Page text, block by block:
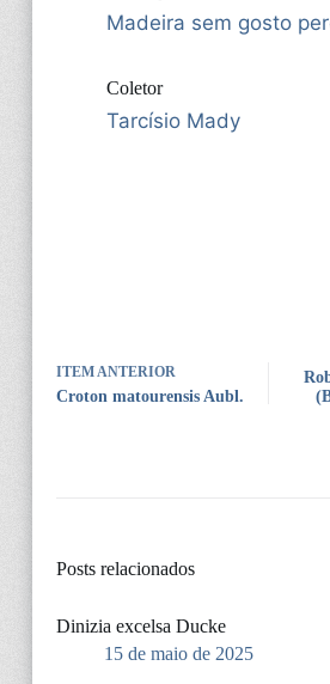
Madeira sem gosto
Coletor
Tarcísio Mady
ITEM ANTERIOR
Croton matourensis Aubl.
Posts relacionados
Dinizia excelsa Ducke
15 de maio de 2025